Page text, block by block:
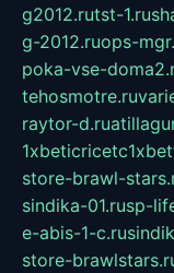
g2012.rutst-1.ru
g-2012.ruops-
poka-vse-
tehosmotre.ru
raytor-d.ru
store-brawl-
sindika-01.rusp-
e-abis-1-c.ru
store-